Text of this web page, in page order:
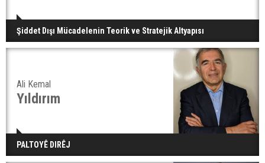
Şiddet Dışı Mücadelenin Teorik ve Stratejik Altyapısı
Ali Kemal
Yıldırım
PALTOYÊ DIRÊJ